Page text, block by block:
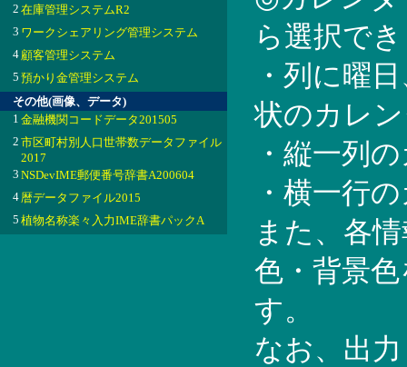
2 在庫管理システムR2
3 ワークシェアリング管理システム
4顧客管理システム
5 預かり金管理システム
その他(画像、データ)
1 金融機関コードデータ201505
2 市区町村別人口世帯数データファイル
2017
3 NSDevIME郵便番号辞書A200604
4暦データファイル2015
5 植物名称楽々入力IME辞書パックA
ら選択で
・列に曜
状のカレ
・縦一列
・横一行
また、各
色・背景
す。
なお、出